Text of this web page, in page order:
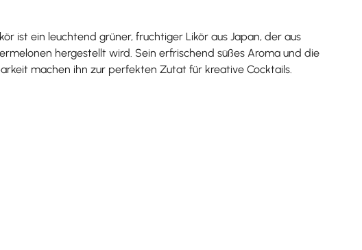
ist ein leuchtend grüner, fruchtiger Likör aus Japan, der aus
hergestellt wird. Sein erfrischend süßes Aroma und die
machen ihn zur perfekten Zutat für kreative Cocktails.